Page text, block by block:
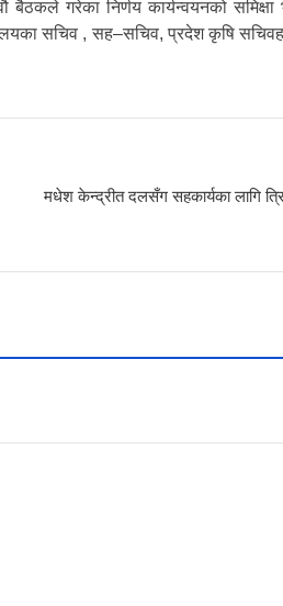
गरेका निर्णय कार्यन्वयनको
सचिव , सह–सचिव, प्रदेश कृषि
मधेश केन्द्रीत दलसँग सहकार्यका लागि